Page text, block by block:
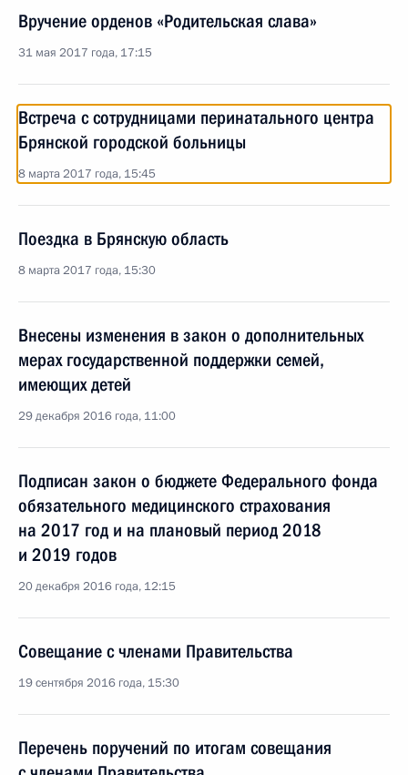
Вручение орденов «Родительская слава»
31 мая 2017 года, 17:15
Встреча с сотрудницами перинатального центра
Брянской городской больницы
8 марта 2017 года, 15:45
Поездка в Брянскую область
8 марта 2017 года, 15:30
Внесены изменения в закон о дополнительных
мерах государственной поддержки семей,
имеющих детей
29 декабря 2016 года, 11:00
Подписан закон о бюджете Федерального фонда
обязательного медицинского страхования
на 2017 год и на плановый период 2018
и 2019 годов
20 декабря 2016 года, 12:15
Совещание с членами Правительства
19 сентября 2016 года, 15:30
Перечень поручений по итогам совещания